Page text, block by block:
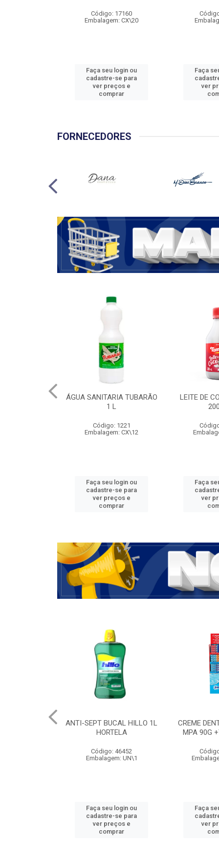
Código: 17160
Embalagem: CX\20
Faça seu login ou
cadastre-se para
ver preços e
comprar
Faça
ver
FORNECEDORES
ÁGUA SANITARIA TUBARÃO
1 L
Código: 1221
Embalagem: CX\12
Faça seu login ou
cadastre-se para
ver preços e
comprar
LEITE DE
Faça
ver
ANTI-SEPT BUCAL HILLO 1L
HORTELA
Código: 46452
Embalagem: UN\1
Faça seu login ou
cadastre-se para
ver preços e
comprar
CREME
MPA 90G
Faça
ver